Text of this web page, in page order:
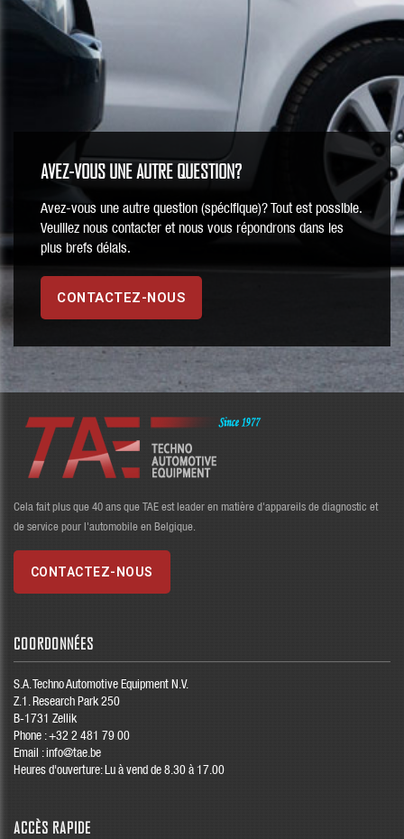
AVEZ-VOUS UNE AUTRE QUESTION?
Avez-vous une autre question (spécifique)? Tout est possible.
Veuillez nous contacter et nous vous répondrons dans les
plus brefs délais.
CONTACTEZ-NOUS
Cela fait plus que 40 ans que TAE est leader en matière d'appareils de diagnostic et
de service pour l'automobile en Belgique.
CONTACTEZ-NOUS
COORDONNÉES
S.A. Techno Automotive Equipment N.V.
Z.1. Research Park 250
B-1731 Zellik
Phone :+32 2 481 79 00
Email :info@tae.be
Heures d'ouverture: Lu à vend de 8.30 à 17.00
ACCÈS RAPIDE